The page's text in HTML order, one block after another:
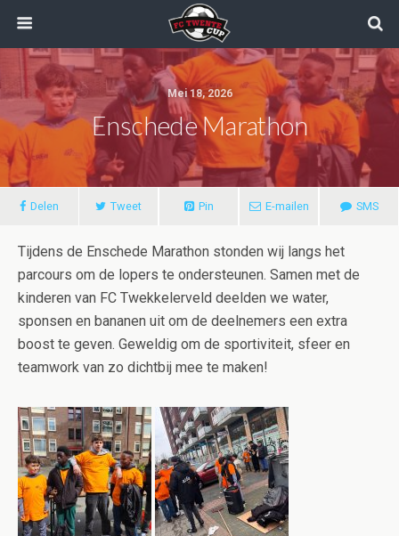
Mei 18, 2026
Enschede Marathon
Delen Tweet Pin E-mailen SMS
Tijdens de Enschede Marathon stonden wij langs het
parcours om de lopers te ondersteunen. Samen met de
kinderen van FC Twekkelerveld deelden we water,
sponsen en bananen uit om de deelnemers een extra
boost te geven. Geweldig om de sportiviteit, sfeer en
teamwork van zo dichtbij mee te maken!